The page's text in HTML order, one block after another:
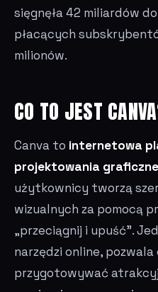
sięgnęła 42 miliardów
płacących
milionów.
CO TO JEST
Canva to internetowa
projektowania
użytkownicy tworzą
wizualnych za pomocą
„przeciągnij i upuść".
narzędzi online,
przygotowywać